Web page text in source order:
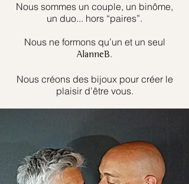
Nous sommes un couple, un binôme,
un duo... hors “paires”.
Nous ne formons qu’un et un seul
AlanneB.
Nous créons des bijoux pour créer le
plaisir d’être vous.